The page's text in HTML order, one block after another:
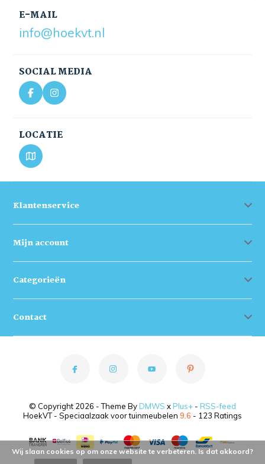
E-MAIL
info@hoekvt.nl
SOCIAL MEDIA
LOCATIE
Klantenservice
Mijn account
Categorieën
Contact
© Copyright 2026 - Theme By DMWS x Plus+ - RSS-feed
HoekVT - Speciaalzaak voor tuinmeubelen 9.6 - 123 Ratings
Wij slaan cookies op om onze website te verbeteren. Is dat akkoord?